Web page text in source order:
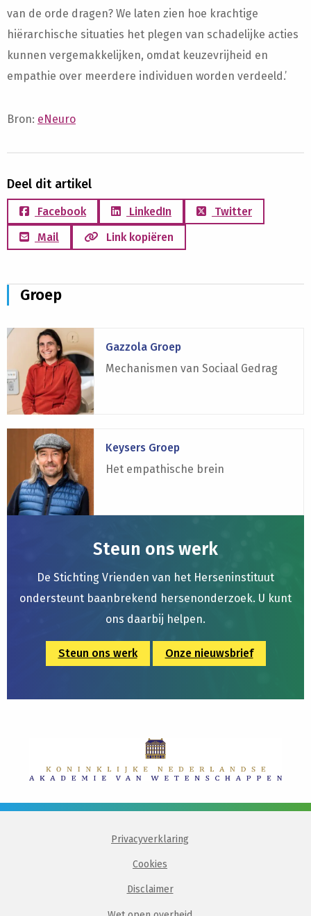
van de orde dragen? We laten zien hoe krachtige
hiërarchische situaties het plegen van schadelijke acties
kunnen vergemakkelijken, omdat keuzevrijheid en
empathie over meerdere individuen worden verdeeld.’
Bron: eNeuro
Deel dit artikel
Facebook LinkedIn
Twitter
Mail
Link kopiëren
Groep
Gazzola Groep
Mechanismen van Sociaal Gedrag
Lees
over
Gazzola
Groep
Keysers Groep
Het empathische brein
Keysers
Groep
Steun ons werk
De Stichting Vrienden van het Herseninstituut
ondersteunt baanbrekend hersenonderzoek. U kunt
ons daarbij helpen.
Steun ons werk Onze nieuwsbrief
Privacyverklaring
Cookies
Disclaimer